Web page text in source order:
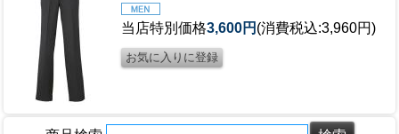
当店特別価格3,600円 (消費税込:3,960円)